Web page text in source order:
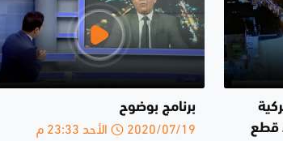
قطع
برنامج بوضوح
2020/07/19 الأحد 23:33 م